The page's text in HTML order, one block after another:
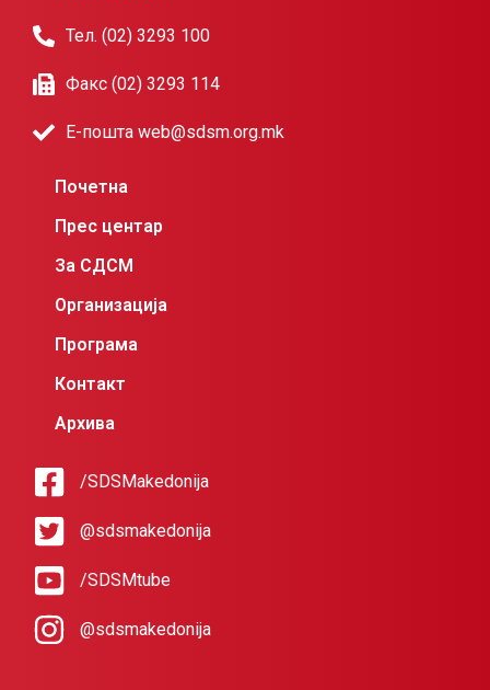
Тел. (02) 3293 100
Факс (02) 3293 114
Е-пошта web@sdsm.org.mk
Почетна
Прес центар
За СДСМ
Организација
Програма
Контакт
Архива
/SDSMakedonija
@sdsmakedonija
/SDSMtube
@sdsmakedonija